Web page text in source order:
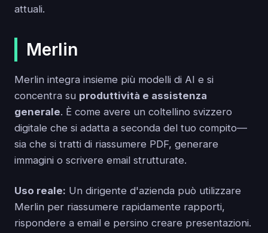
attuali.
Merlin
Merlin integra insieme più modelli di AI e si
concentra su produttività e assistenza
generale. È come avere un coltellino svizzero
digitale che si adatta a seconda del tuo compito—
sia che si tratti di riassumere PDF, generare
immagini o scrivere email strutturate.
Uso reale: Un dirigente d'azienda può utilizzare
Merlin per riassumere rapidamente rapporti,
rispondere a email e persino creare presentazioni.